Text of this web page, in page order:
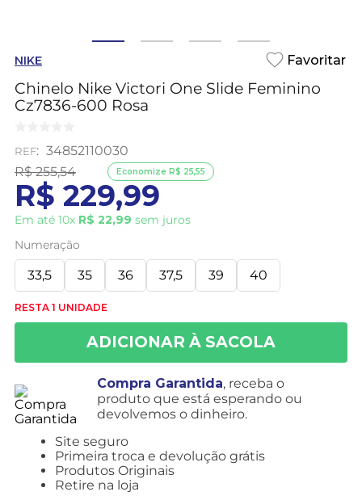
NIKE
Chinelo Nike Victori One Slide Feminino
Cz7836-600 Rosa
: 34852110030
R$ 255,54
R$ 229,99
Em até 10x R$ 22,99 sem juros
Economize R$ 25,55
Numeração
33,5 35 36 37,5 39 40
RESTA 1 UNIDADE
Compra Garantida, receba o
produto que está esperando ou
devolvemos o dinheiro.
Site seguro
Primeira troca e devolução grátis
Produtos Originais
Retire na loja